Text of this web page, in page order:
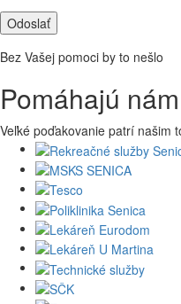
Odoslať
Bez Vašej pomoci by to nešlo
Pomáhajú nám
Veľké poďakovanie patrí našim